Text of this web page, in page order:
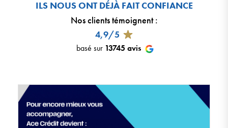
ILS NOUS ONT DÉJÀ FAIT CONFIANCE
Nos clients témoignent:
4,9/5
basé sur 13745 avis